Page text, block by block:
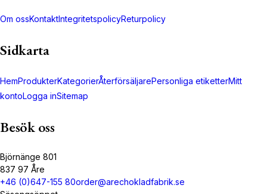
Om ossKontaktIntegritetspolicyReturpolicy
Sidkarta
HemProdukterKategorierÅterförsäljarePersonliga etiketterMitt
kontoLogga inSitemap
Besök oss
Björnänge 801
837 97 Åre
+46 (0)647-155 80order@arechokladfabrik.se